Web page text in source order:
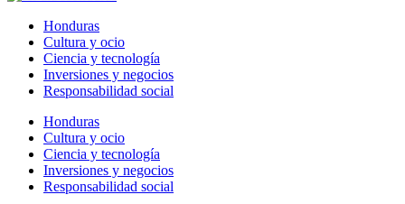
Honduras
Cultura y ocio
Ciencia y tecnología
Inversiones y negocios
Responsabilidad social
Honduras
Cultura y ocio
Ciencia y tecnología
Inversiones y negocios
Responsabilidad social